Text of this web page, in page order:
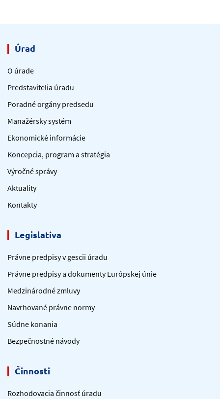
Úrad
O úrade
Predstavitelia úradu
Poradné orgány predsedu
Manažérsky systém
Ekonomické informácie
Koncepcia, program a stratégia
Výročné správy
Aktuality
Kontakty
Legislatíva
Právne predpisy v gescii úradu
Právne predpisy a dokumenty Európskej únie
Medzinárodné zmluvy
Navrhované právne normy
Súdne konania
Bezpečnostné návody
Činnosti
Rozhodovacia činnosť úradu